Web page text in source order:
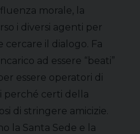
morale, la
i diversi agenti per
il dialogo. Fa
ad essere “beati”
essere operatori di
perché certi della
di stringere amicizie.
la Santa Sede e la